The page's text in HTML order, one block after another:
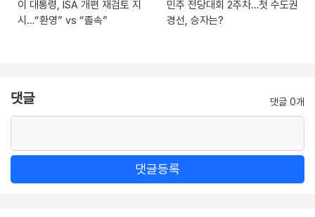
이 대통령, ISA 개편 재검토 지
시…“환영” vs “졸속”
민주 전당대회 2주차…첫 수도권
경선, 승자는?
댓글 댓글 0개
댓글등록